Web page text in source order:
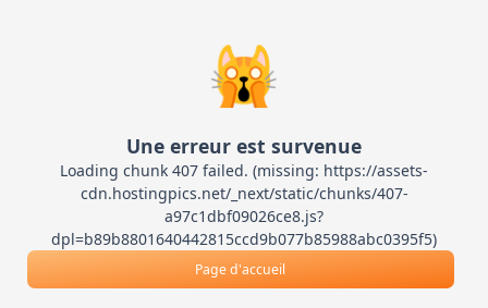
🙀
Une erreur est survenue
Loading chunk 407 failed. (missing: https://assets-
cdn.hostingpics.net/_next/static/chunks/407-
a97c1dbf09026ce8.js?
dpl=b89b8801640442815ccd9b077b85988abc0395f5)
Page d'accueil